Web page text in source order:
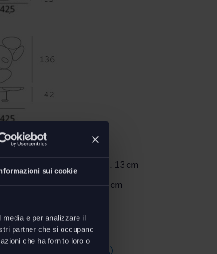
sui cookie
e per analizzare il
partner che si occupano
che ha fornito loro o
a parete o soffitto
elettrificato: ∅ 142,5 - H. 13 cm
∅ 142,5 - H. 42 cm
2700K (cod. 1245W10A)